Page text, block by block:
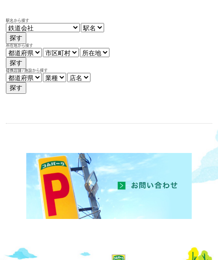
駅名から探す
探す
所在地から探す
探す
提携店舗 / 施設から探す
探す